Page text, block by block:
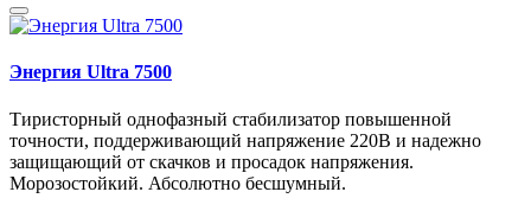
Энергия Ultra 7500
Тиристорный однофазный стабилизатор повышенной
точности, поддерживающий напряжение 220В и надежно
защищающий от скачков и просадок напряжения.
Морозостойкий. Абсолютно бесшумный.